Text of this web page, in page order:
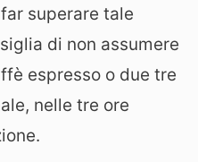
superare tale
di non assumere
espresso o due tre
nelle tre ore